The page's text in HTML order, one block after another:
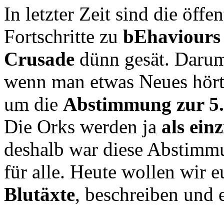
In letzter Zeit sind die
Fortschritte zu bEhaviours
Crusade dünn gesät.
wenn man etwas Neues
um die Abstimmung zur
Die Orks werden ja als
deshalb war diese
für alle. Heute wollen wir
Blutäxte, beschreiben und